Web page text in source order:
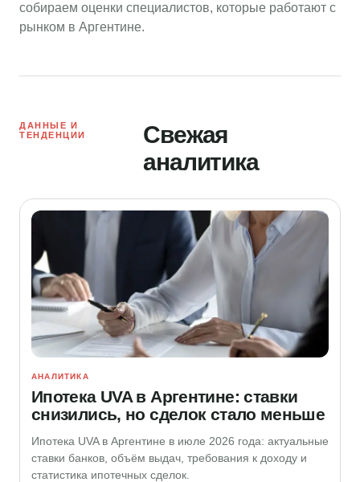
собираем оценки специалистов, которые работают с
рынком в Аргентине.
ДАННЫЕ И
ТЕНДЕНЦИИ
Свежая
аналитика
АНАЛИТИКА
Ипотека UVA в Аргентине: ставки
снизились, но сделок стало меньше
Ипотека UVA в Аргентине в июле 2026 года: актуальные
ставки банков, объём выдач, требования к доходу и
статистика ипотечных сделок.